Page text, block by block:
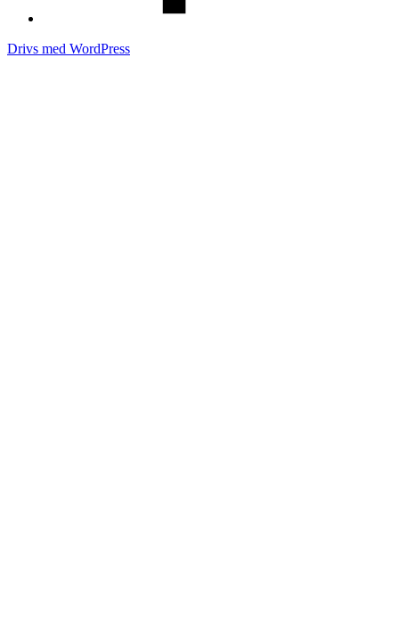
Drivs med WordPress